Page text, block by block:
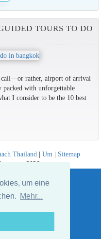
um eine
Mehr...
TOURS TO DO
rather, airport of arrival
with unforgettable
I consider to be the 10 best
Thailand| Um| Sitemap
- 2026